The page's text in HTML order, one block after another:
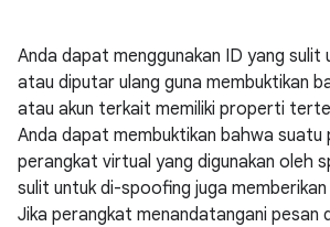
Anda dapat menggunakan ID yang
atau diputar ulang guna membuktikan
atau akun terkait memiliki properti
Anda dapat membuktikan bahwa suatu
perangkat virtual yang digunakan oleh
sulit untuk di-spoofing juga memberikan
Jika perangkat menandatangani pesan